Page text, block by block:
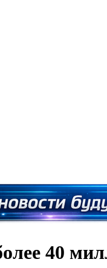
40